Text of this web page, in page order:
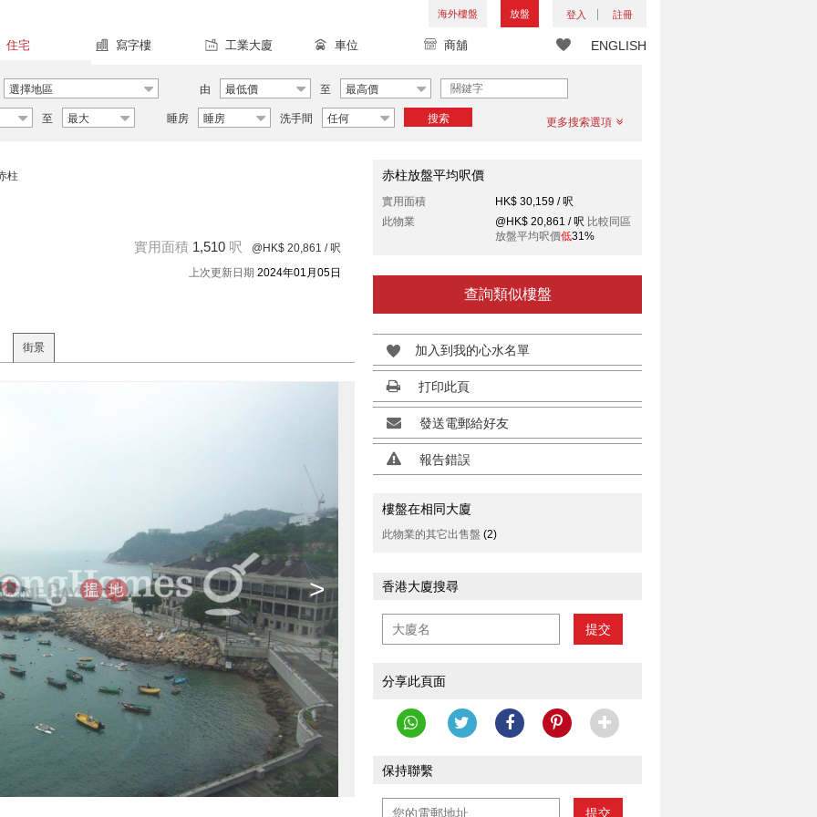
海外樓盤 放盤 登入 註冊
ENGLISH
住宅 寫字樓 工業大廈 車位 商舖
選擇地區 由 最低價 至 最高價
至 最大 睡房 睡房 洗手間 任何 搜索 更多搜索選項
柱
實用面積 1,510 呎 @HK$ 20,861 / 呎
上次更新日期 2024年01月05日
街景
>
赤柱放盤平均呎價
實用面積
HK$ 30,159 / 呎
此物業
@HK$ 20,861 / 呎 比較同區
放盤平均呎價低31%
查詢類似樓盤
加入到我的心水名單
打印此頁
發送電郵給好友
報告錯誤
樓盤在相同大廈
此物業的其它出售盤 (2)
香港大廈搜尋
提交
分享此頁面
保持聯繫
提交